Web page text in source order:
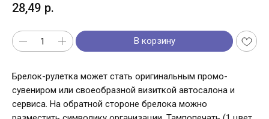
28,49 р.
В корзину
Брелок-рулетка может стать оригинальным промо-
сувениром или своеобразной визиткой автосалона и
сервиса. На обратной стороне брелока можно